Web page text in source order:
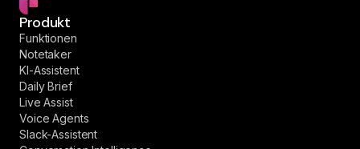
Produkt
Funktionen
Notetaker
KI-Assistent
Daily Brief
Live Assist
Voice Agents
Slack-Assistent